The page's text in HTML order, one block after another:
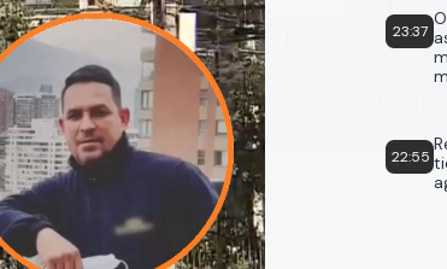
23:37
22:55